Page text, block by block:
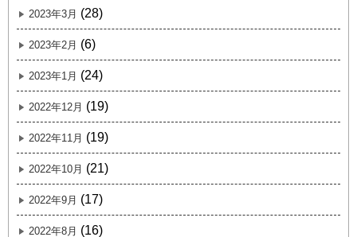
2023年3月 (28)
2023年2月 (6)
2023年1月 (24)
2022年12月 (19)
2022年11月 (19)
2022年10月 (21)
2022年9月 (17)
2022年8月 (16)